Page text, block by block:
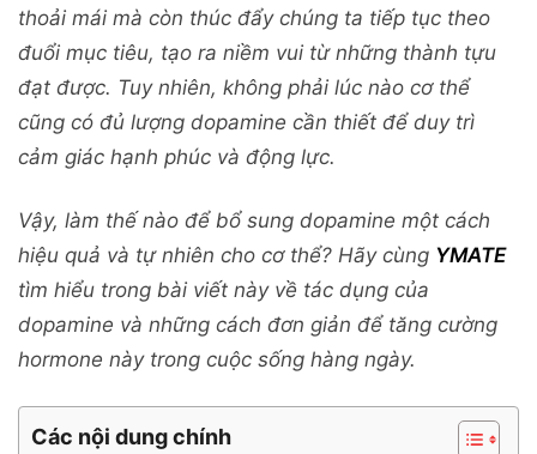
thoải mái mà còn thúc đẩy chúng ta tiếp tục theo
đuổi mục tiêu, tạo ra niềm vui từ những thành tựu
đạt được. Tuy nhiên, không phải lúc nào cơ thể
cũng có đủ lượng dopamine cần thiết để duy trì
cảm giác hạnh phúc và động lực.
Vậy, làm thế nào để bổ sung dopamine một cách
hiệu quả và tự nhiên cho cơ thể? Hãy cùng YMATE
tìm hiểu trong bài viết này về tác dụng của
dopamine và những cách đơn giản để tăng cường
hormone này trong cuộc sống hàng ngày.
Các nội dung chính